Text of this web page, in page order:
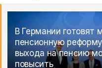
В Германии готовят
пенсионную
выхода на пенсию
повысить